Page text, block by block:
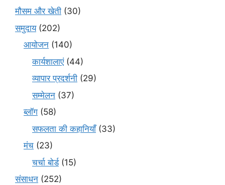
मौसम और खेती (30)
समुदाय(202)
आयोजन (140)
कार्यशालाएं(44)
व्यापार प्रदर्शनी (29)
सम्मेलन (37)
ब्लॉग (58)
सफलता की कहानियाँ(33)
मंच (23)
चर्चा बोर्ड(15)
संसाधन (252)